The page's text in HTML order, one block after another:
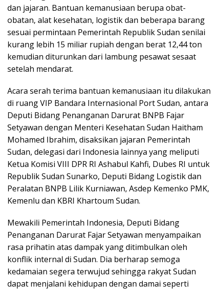
dan jajaran. Bantuan kemanusiaan berupa obat-
obatan, alat kesehatan, logistik dan beberapa barang
sesuai permintaan Pemerintah Republik Sudan senilai
kurang lebih 15 miliar rupiah dengan berat 12,44 ton
kemudian diturunkan dari lambung pesawat sesaat
setelah mendarat.
Acara serah terima bantuan kemanusiaan itu dilakukan
di ruang VIP Bandara Internasional Port Sudan, antara
Deputi Bidang Penanganan Darurat BNPB Fajar
Setyawan dengan Menteri Kesehatan Sudan Haitham
Mohamed Ibrahim, disaksikan jajaran Pemerintah
Sudan, delegasi dari Indonesia lainnya yang meliputi
Ketua Komisi VIII DPR RI Ashabul Kahfi, Dubes RI untuk
Republik Sudan Sunarko, Deputi Bidang Logistik dan
Peralatan BNPB Lilik Kurniawan, Asdep Kemenko PMK,
Kemenlu dan KBRI Khartoum Sudan.
Mewakili Pemerintah Indonesia, Deputi Bidang
Penanganan Darurat Fajar Setyawan menyampaikan
rasa prihatin atas dampak yang ditimbulkan oleh
konflik internal di Sudan. Dia berharap semoga
kedamaian segera terwujud sehingga rakyat Sudan
dapat menjalani kehidupan dengan damai seperti